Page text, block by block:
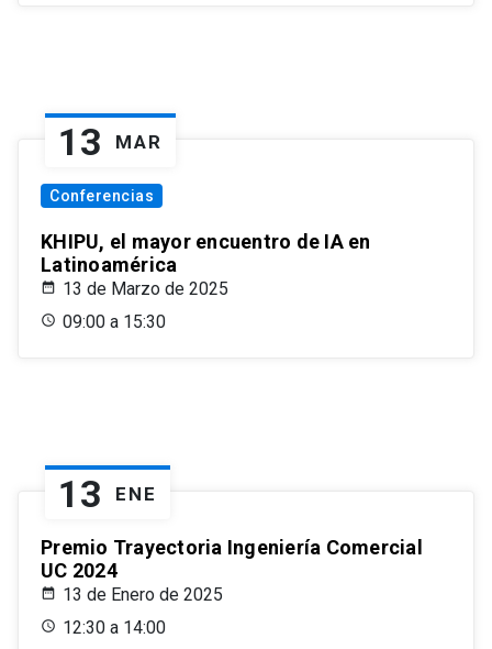
13 MAR
Conferencias
KHIPU, el mayor encuentro de IA en
Latinoamérica
13 de Marzo de 2025
09:00 a 15:30
13 ENE
Premio Trayectoria Ingeniería Comercial
UC 2024
13 de Enero de 2025
12:30 a 14:00